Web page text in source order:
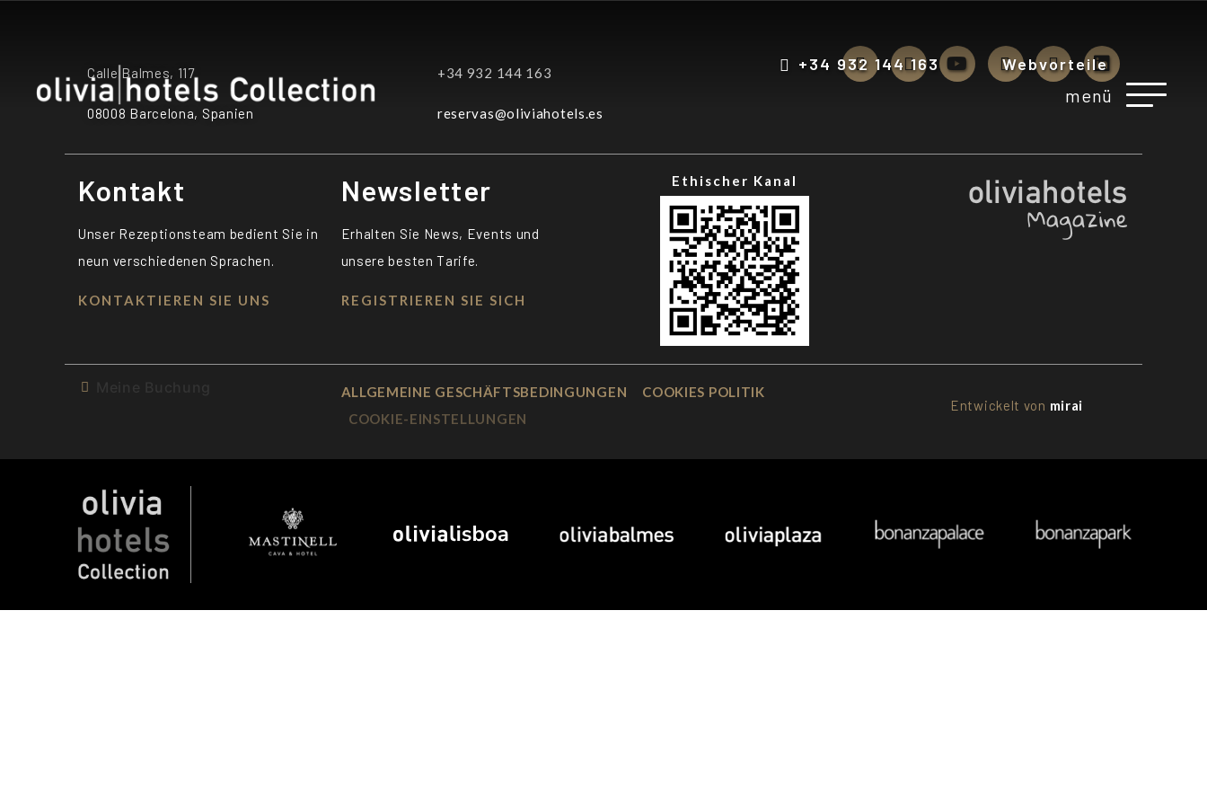
+34 932 144 163 Webvorteile
menü
Calle Balmes, 117
08008 Barcelona, Spanien
+34 932 144 163
reservas@oliviahotels.es
Kontakt
Unser Rezeptionsteam bedient Sie in
neun verschiedenen Sprachen.
KONTAKTIEREN SIE UNS
Newsletter
Erhalten Sie News, Events und
unsere besten Tarife.
REGISTRIEREN SIE SICH
Ethischer Kanal
ALLGEMEINE GESCHÄFTSBEDINGUNGEN
COOKIES POLITIK
COOKIE-EINSTELLUNGEN
Entwickelt von mirai